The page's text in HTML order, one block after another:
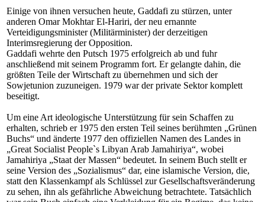
Einige von ihnen versuchen heute, Gaddafi zu stürzen, unter
anderen Omar Mokhtar El-Hariri, der neu ernannte
Verteidigungsminister (Militärminister) der derzeitigen
Interimsregierung der Opposition.
Gaddafi wehrte den Putsch 1975 erfolgreich ab und fuhr
anschließend mit seinem Programm fort. Er gelangte dahin, die
größten Teile der Wirtschaft zu übernehmen und sich der
Sowjetunion zuzuneigen. 1979 war der private Sektor komplett
beseitigt.
Um eine Art ideologische Unterstützung für sein Schaffen zu
erhalten, schrieb er 1975 den ersten Teil seines berühmten „Grünen
Buchs“ und änderte 1977 den offiziellen Namen des Landes in
„Great Socialist People`s Libyan Arab Jamahiriya“, wobei
Jamahiriya „Staat der Massen“ bedeutet. In seinem Buch stellt er
seine Version des „Sozialismus“ dar, eine islamische Version, die,
statt den Klassenkampf als Schlüssel zur Gesellschaftsveränderung
zu sehen, ihn als gefährliche Abweichung betrachtete. Tatsächlich